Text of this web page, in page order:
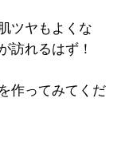
ツヤもよくな
訪れるはず！
作ってみてくだ